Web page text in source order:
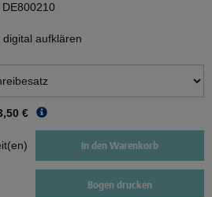
DE800210
digital aufklären
€
In den Warenkorb
Bogen drucken